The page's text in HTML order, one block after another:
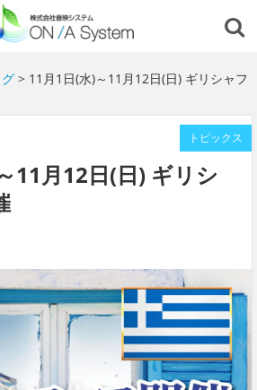
> 11月1日(水)～11月12日(日) ギリシャフ
トピックス
11月12日(日) ギリシ